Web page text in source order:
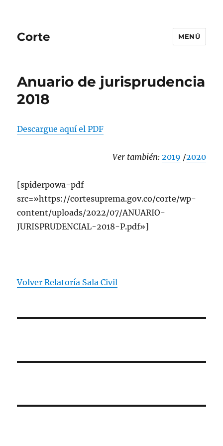
Corte MENÚ
Anuario de jurisprudencia
2018
Descargue aquí el PDF
Ver también: 2019 /2020
[spiderpowa-pdf
src=»https://cortesuprema.gov.co/corte/wp-
content/uploads/2022/07/ANUARIO-
JURISPRUDENCIAL-2018-P.pdf»]
Volver Relatoría Sala Civil